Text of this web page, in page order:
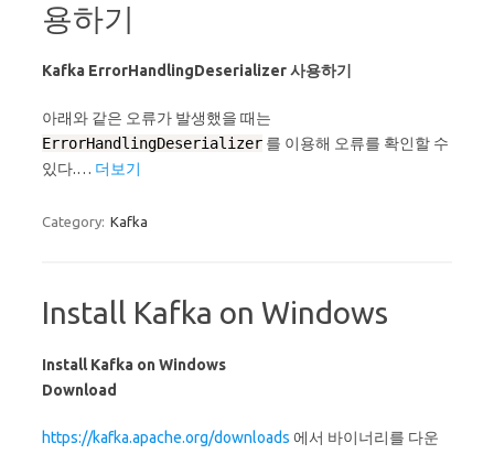
용하기
Kafka ErrorHandlingDeserializer 사용하기
아래와 같은 오류가 발생했을 때는
ErrorHandlingDeserializer 를 이용해 오류를 확인할 수
있다.… 더보기
Category: Kafka
Install Kafka on Windows
Install Kafka on Windows
Download
https://kafka.apache.org/downloads 에서 바이너리를 다운